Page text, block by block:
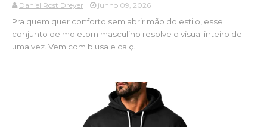
Daniel Rost Dreyer junho 09, 2026
Pra quem quer conforto sem abrir mão do estilo, esse
conjunto de moletom masculino resolve o visual inteiro de
uma vez. Vem com blusa e calç...